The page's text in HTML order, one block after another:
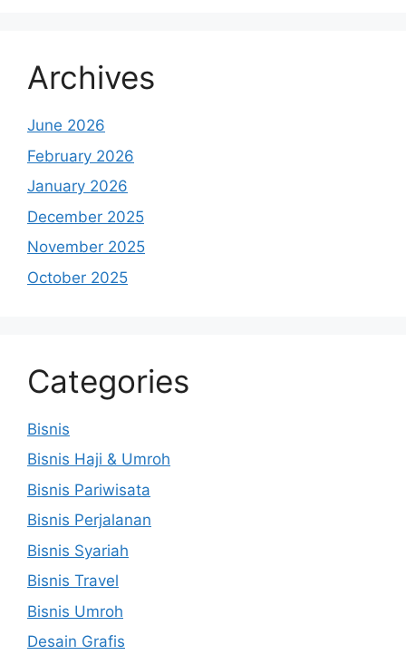
Archives
June 2026
February 2026
January 2026
December 2025
November 2025
October 2025
Categories
Bisnis
Bisnis Haji & Umroh
Bisnis Pariwisata
Bisnis Perjalanan
Bisnis Syariah
Bisnis Travel
Bisnis Umroh
Desain Grafis